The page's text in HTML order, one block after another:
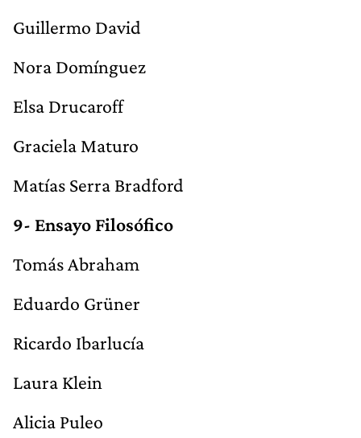
Guillermo David
Nora Domínguez
Elsa Drucaroff
Graciela Maturo
Matías Serra Bradford
9- Ensayo Filosófico
Tomás Abraham
Eduardo Grüner
Ricardo Ibarlucía
Laura Klein
Alicia Puleo